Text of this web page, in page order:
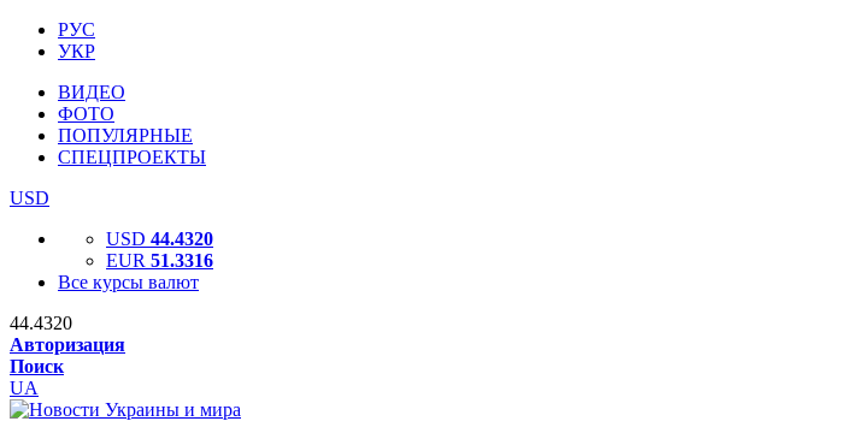
РУС
УКР
ВИДЕО
ФОТО
ПОПУЛЯРНЫЕ
СПЕЦПРОЕКТЫ
USD
USD 44.4320
EUR 51.3316
Все курсы валют
44.4320
Авторизация
Поиск
UA